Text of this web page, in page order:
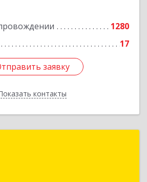
1280
17
заявку
контакты
заявку
Назад
Респ, Альметьевск г, Мира